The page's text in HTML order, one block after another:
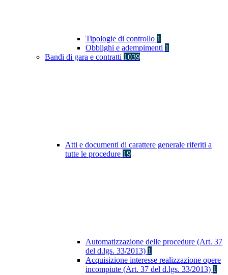
Tipologie di controllo 1
Obblighi e adempimenti 1
Bandi di gara e contratti 1039
Atti e documenti di carattere generale riferiti a
tutte le procedure 19
Automatizzazione delle procedure (Art. 37
del d.lgs. 33/2013) 1
Acquisizione interesse realizzazione opere
incompiute (Art. 37 del d.lgs. 33/2013) 1